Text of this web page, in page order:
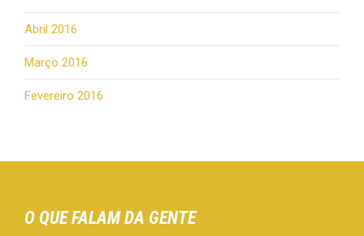
Abril 2016
Março 2016
Fevereiro 2016
O QUE FALAM DA GENTE